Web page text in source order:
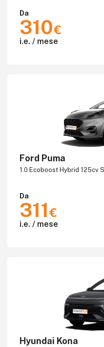
Da
310€
i.e. / mese
Ford Puma
1.0 Ecoboost Hybrid 125cv
Da
311€
i.e. / mese
Hyundai Kona